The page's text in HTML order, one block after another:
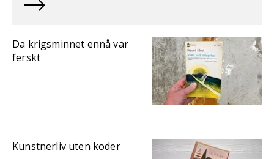
Da krigsminnet ennå var
ferskt
Kunstnerliv uten koder